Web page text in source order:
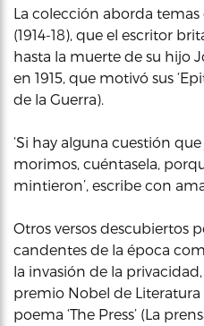
La colección aborda
(1914-18), que el escritor
hasta la muerte de su hijo
en 1915, que motivó sus
de la Guerra).
‘Si hay alguna cuestión
morimos, cuéntasela,
mintieron’, escribe con
Otros versos descubiertos
candentes de la época
la invasión de la
premio Nobel de Literatura
poema ‘The Press’ (La